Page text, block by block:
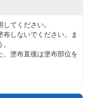
てください。
布しないでください。ま
、塗布直後は塗布部位を